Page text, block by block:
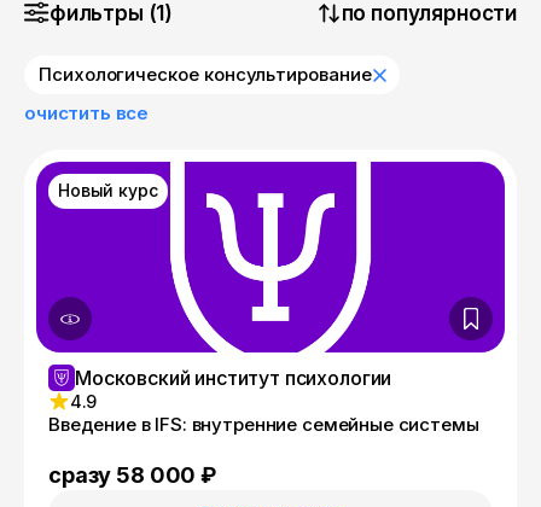
фильтры (1) по популярности
Психологическое консультирование
очистить все
Новый курс
Московский институт психологии
4.9
Введение в IFS: внутренние семейные системы
сразу 58 000 ₽